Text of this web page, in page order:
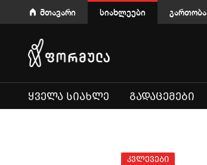
მთავარი სიახლეები გართობა
ᲧᲕᲔᲚᲐ ᲡᲘᲐᲮᲚᲔ ᲒᲐᲓᲐᲪᲔᲛᲔᲑᲘ
კვლევები